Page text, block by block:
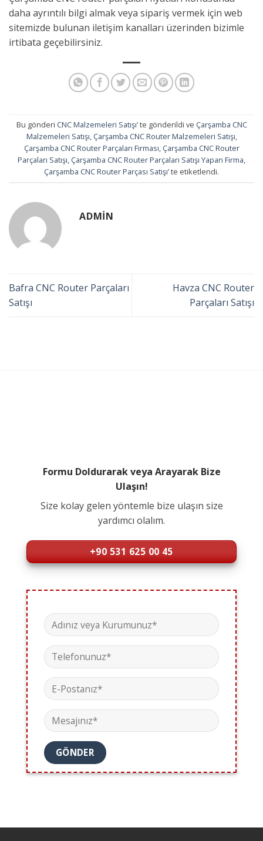
daha ayrıntılı bilgi almak veya sipariş vermek için web
sitemizde bulunan iletişim kanalları üzerinden bizimle
irtibata geçebilirsiniz.
Bu gönderi CNC Malzemeleri Satışı’ te gönderildi ve Çarşamba CNC
Malzemeleri Satışı, Çarşamba CNC Router Malzemeleri Satışı,
Çarşamba CNC Router Parçaları Firması, Çarşamba CNC Router
Parçaları Satışı, Çarşamba CNC Router Parçaları Satışı Yapan Firma,
Çarşamba CNC Router Parçası Satışı’ te etiketlendi.
ADMIN
Bafra CNC Router Parçaları
Satışı
Havza CNC Router
Parçaları Satışı
Formu Doldurarak veya Arayarak Bize
Ulaşın!
Size kolay gelen yöntemle bize ulaşın size
yardımcı olalım.
+90 531 625 00 45